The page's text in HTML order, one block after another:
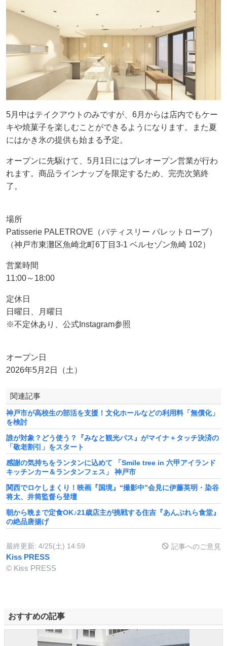
5月中はテイクアウトのみですが、6月からは店内でもケー
キや焼菓子を楽しむことができるようになります。また夏
にはかき氷の提供も始まる予定。
オープンに先駆けて、5月1日にはプレオープン営業が行わ
れます。商品ラインナップを限定するため、完売次第終
了。
場所
Patisserie PALETROVE（パティスリー パレットローブ）
（神戸市東灘区魚崎北町6丁目3-1 ベルセゾン魚崎 102）
営業時間
11:00～18:00
定休日
日曜日、月曜日
※不定休あり、公式Instagram参照
オープン日
2026年5月2日（土）
関連記事
神戸市が高校生の部活を支援！文化ホールなどの利用料「無償化」
を検討
誰が対象？どう使う？『みなと観光バス』がマイナ＋タッチ決済の
「敬老割引」をスタート
感謝の気持ちをランタンに込めて 「Smile tree in 六甲アイランド
キッチンカー＆ランタンフェス」 神戸市
関西でロケしまくり！映画『国境』“撮影中”会見に伊藤英明・染谷
将太、井筒監督ら登壇
朝から晩まで定食OK♪21歳店主が挑戦する住吉『あんぶれら食堂』
の絶品唐揚げ
最終更新: 4/25(土) 14:59 記事へのご意見
Kiss PRESS
© Kiss PRESS
おすすめの記事